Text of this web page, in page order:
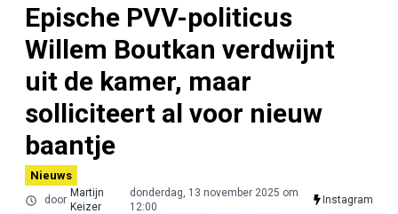
Epische PVV-politicus
Willem Boutkan verdwijnt
uit de kamer, maar
solliciteert al voor nieuw
baantje
Nieuws
door
Martijn
Keizer
donderdag, 13 november 2025 om
12:00
Instagram